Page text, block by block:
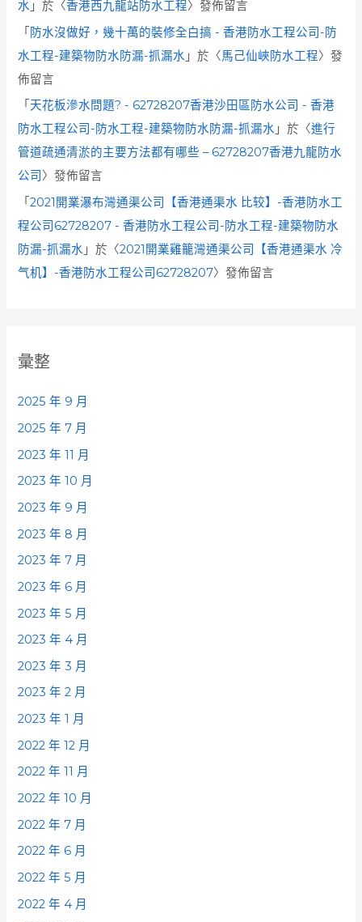
水 」於〈香港西九龍站防水工程〉發佈留言
「 防水沒做好，幾十萬的裝修全白搞 - 香港防水工程公司-防
水工程-建築物防水防漏-抓漏水 」於〈馬己仙峽防水工程〉發
佈留言
「 天花板滲水問題? - 62728207香港沙田區防水公司 - 香港
防水工程公司-防水工程-建築物防水防漏-抓漏水 」於〈進行
管道疏通清淤的主要方法都有哪些 – 62728207香港九龍防水
公司 〉發佈留言
「2021開業瀑布灣通渠公司【香港通渠水 比较】-香港防水工
程公司62728207 - 香港防水工程公司-防水工程-建築物防水
防漏-抓漏水 」於〈2021開業雞籠灣通渠公司【香港通渠水 冷
气机】-香港防水工程公司62728207〉發佈留言
彙整
2025 年 9 月
2025 年 7 月
2023 年 11 月
2023 年 10 月
2023 年 9 月
2023 年 8 月
2023 年 7 月
2023 年 6 月
2023 年 5 月
2023 年 4 月
2023 年 3 月
2023 年 2 月
2023 年 1 月
2022 年 12 月
2022 年 11 月
2022 年 10 月
2022 年 7 月
2022 年 6 月
2022 年 5 月
2022 年 4 月